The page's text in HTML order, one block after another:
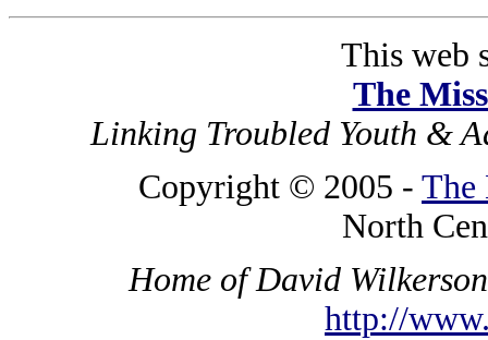
This web
The
Linking Troubled Youth &
Copyright © 2005 - The
North
Home of David
http://